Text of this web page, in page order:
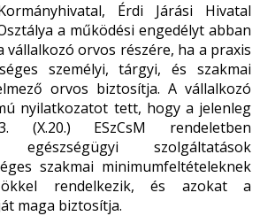
Érdi Járási Hivatal
a működési engedélyt abban
vállalkozó orvos részére, ha a praxis
személyi, tárgyi, és szakmai
orvos biztosítja. A vállalkozó
nyilatkozatot tett, hogy a jelenleg
(X.20.) ESzCsM rendeletben
egészségügyi szolgáltatások
szakmai minimumfeltételeknek
rendelkezik, és azokat a
maga biztosítja.